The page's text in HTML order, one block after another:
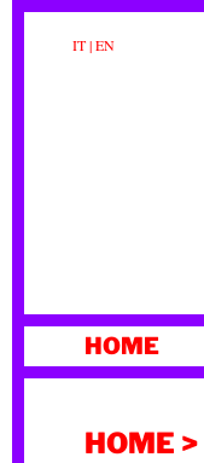
IT|EN
AL
HOME
HOME >